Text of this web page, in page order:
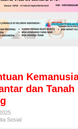
dan
Sosial